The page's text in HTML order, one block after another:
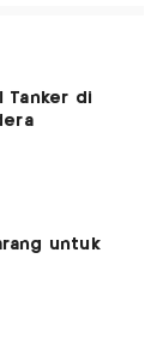
Tanker di
untuk